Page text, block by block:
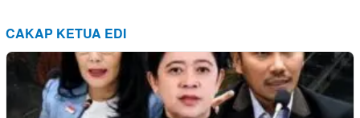
CAKAP KETUA EDI